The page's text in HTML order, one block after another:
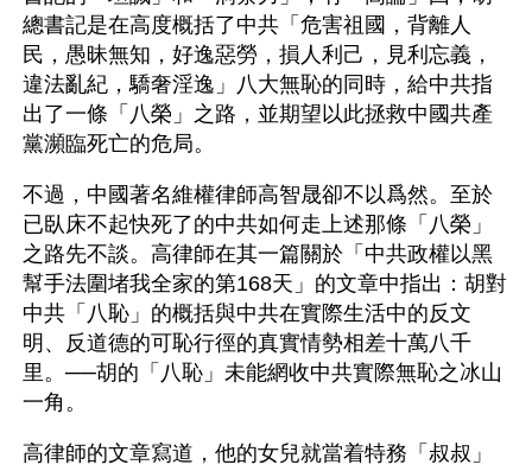
總書記是在高度概括了中共「危害祖國，背離人
民，愚昧無知，好逸惡勞，損人利己，見利忘義，
違法亂紀，驕奢淫逸」八大無恥的同時，給中共指
出了一條「八榮」之路，並期望以此拯救中國共產
黨瀕臨死亡的危局。
不過，中國著名維權律師高智晟卻不以爲然。至於
已臥床不起快死了的中共如何走上述那條「八榮」
之路先不談。高律師在其一篇關於「中共政權以黑
幫手法圍堵我全家的第168天」的文章中指出：胡對
中共「八恥」的概括與中共在實際生活中的反文
明、反道德的可恥行徑的真實情勢相差十萬八千
里。──胡的「八恥」未能網收中共實際無恥之冰山
一角。
高律師的文章寫道，他的女兒就當着特務「叔叔」